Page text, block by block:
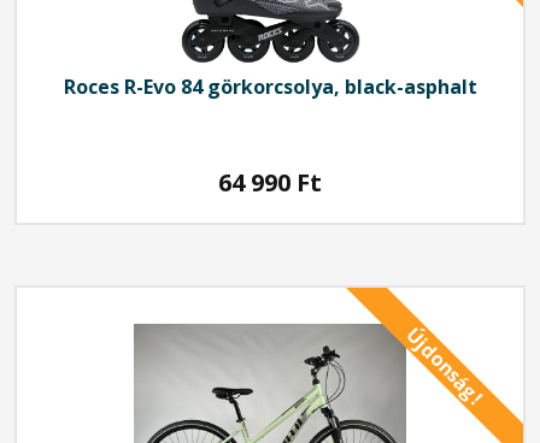
RocesR-Evo 84 görkorcsolya, black-asphalt
64 990 Ft
Újdonság!